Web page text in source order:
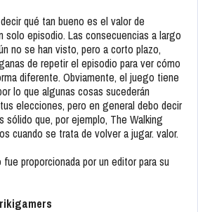
qué tan bueno es el valor de
solo episodio. Las consecuencias a largo
no se han visto, pero a corto plazo,
de repetir el episodio para ver cómo
diferente. Obviamente, el juego tiene
lo que algunas cosas sucederán
elecciones, pero en general debo decir
sólido que, por ejemplo, The Walking
cuando se trata de volver a jugar. valor.
proporcionada por un editor para su